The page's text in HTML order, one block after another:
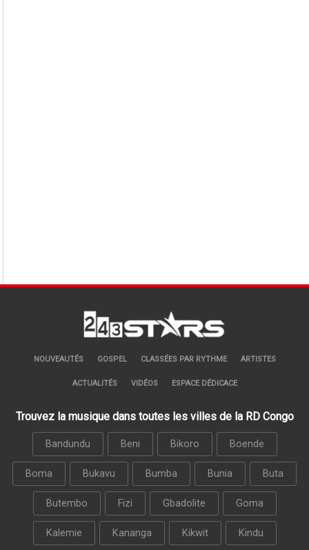
NOUVEAUTÉS GOSPEL CLASSÉES PAR RYTHME ARTISTES
ACTUALITÉS VIDÉOS ESPACE DÉDICACE
Trouvez la musique dans toutes les villes de la RD Congo
Bandundu Beni Bikoro Boende
Boma Bukavu Bumba Bunia Buta
Butembo Fizi Gbadolite Goma
Kalemie Kananga Kikwit Kindu